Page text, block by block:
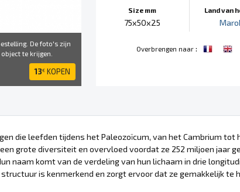
De foto's zijn
te krijgen.
13€ KOPEN
Size mm
75x50x25
Land van
Overbrengen naar :
die leefden tijdens het Paleozoïcum, van het Cambrium tot
grote diversiteit en overvloed voordat ze 252 miljoen jaar
naam komt van de verdeling van hun lichaam in drie
is kenmerkend en zorgt ervoor dat ze gemakkelijk te